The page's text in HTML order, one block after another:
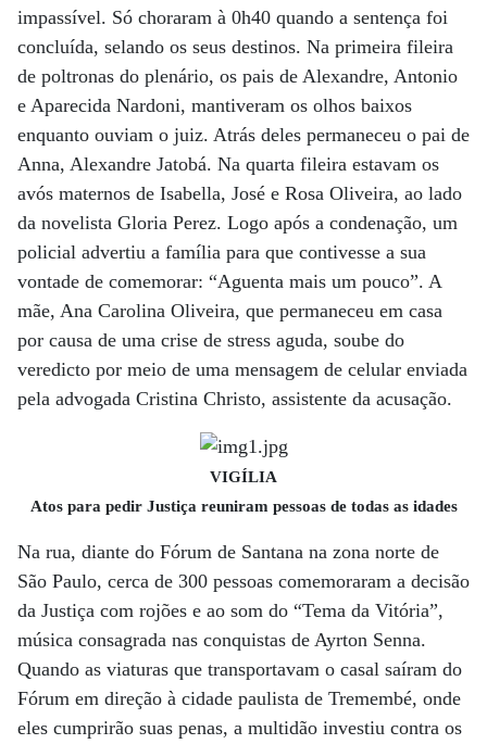
impassível. Só choraram à 0h40 quando a sentença foi
concluída, selando os seus destinos. Na primeira fileira
de poltronas do plenário, os pais de Alexandre, Antonio
e Aparecida Nardoni, mantiveram os olhos baixos
enquanto ouviam o juiz. Atrás deles permaneceu o pai de
Anna, Alexandre Jatobá. Na quarta fileira estavam os
avós maternos de Isabella, José e Rosa Oliveira, ao lado
da novelista Gloria Perez. Logo após a condenação, um
policial advertiu a família para que contivesse a sua
vontade de comemorar: “Aguenta mais um pouco”. A
mãe, Ana Carolina Oliveira, que permaneceu em casa
por causa de uma crise de stress aguda, soube do
veredicto por meio de uma mensagem de celular enviada
pela advogada Cristina Christo, assistente da acusação.
VIGÍLIA
Atos para pedir Justiça reuniram pessoas de todas as idades
Na rua, diante do Fórum de Santana na zona norte de
São Paulo, cerca de 300 pessoas comemoraram a decisão
da Justiça com rojões e ao som do “Tema da Vitória”,
música consagrada nas conquistas de Ayrton Senna.
Quando as viaturas que transportavam o casal saíram do
Fórum em direção à cidade paulista de Tremembé, onde
eles cumprirão suas penas, a multidão investiu contra os